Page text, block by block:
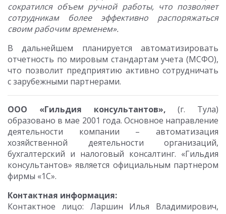
сократился объем ручной работы, что позволяет
сотрудникам более эффективно распоряжаться
своим рабочим временем».
В дальнейшем планируется автоматизировать
отчетность по мировым стандартам учета (МСФО),
что позволит предприятию активно сотрудничать
с зарубежными партнерами.
ООО «Гильдия консультантов», (г. Тула)
образовано в мае 2001 года. Основное направление
деятельности компании – автоматизация
хозяйственной деятельности организаций,
бухгалтерский и налоговый консалтинг. «Гильдия
консультантов» является официальным партнером
фирмы «1С».
Контактная информация:
Контактное лицо: Ларшин Илья Владимирович,